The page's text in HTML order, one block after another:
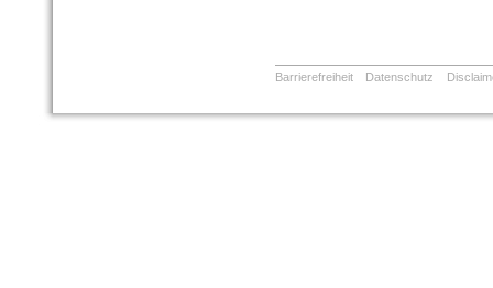
Barrierefreiheit Datenschutz